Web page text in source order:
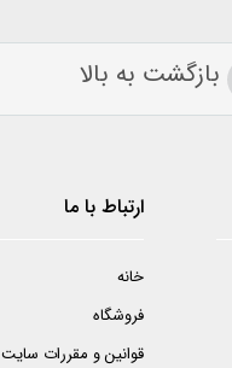
بازگشت به بالا
ارتباط با ما
خانه
فروشگاه
قوانین و مقررات سایت